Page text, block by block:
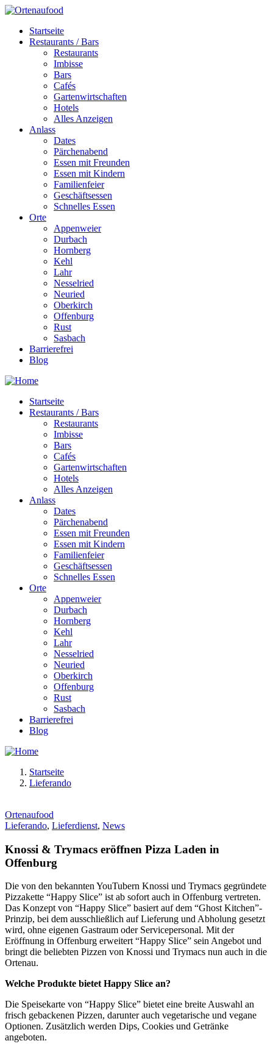
Startseite
Restaurants / Bars
Restaurants
Imbisse
Bars
Cafés
Gartenwirtschaften
Hotels
Alles Anzeigen
Anlass
Dates
Pärchenabend
Essen mit Freunden
Essen mit Kindern
Familienfeier
Geschäftsessen
Schnelles Essen
Orte
Appenweier
Durbach
Hornberg
Kehl
Lahr
Nesselried
Neuried
Oberkirch
Offenburg
Rust
Sasbach
Barrierefrei
Blog
Startseite
Restaurants / Bars
Restaurants
Imbisse
Bars
Cafés
Gartenwirtschaften
Hotels
Alles Anzeigen
Anlass
Dates
Pärchenabend
Essen mit Freunden
Essen mit Kindern
Familienfeier
Geschäftsessen
Schnelles Essen
Orte
Appenweier
Durbach
Hornberg
Kehl
Lahr
Nesselried
Neuried
Oberkirch
Offenburg
Rust
Sasbach
Barrierefrei
Blog
Startseite
Lieferando
Ortenaufood
Lieferando, Lieferdienst, News
Knossi & Trymacs eröffnen Pizza Laden in
Offenburg
Die von den bekannten YouTubern Knossi und Trymacs gegründete
Pizzakette “Happy Slice” ist ab sofort auch in Offenburg vertreten.
Das Konzept von “Happy Slice” basiert auf dem “Ghost Kitchen”-
Prinzip, bei dem ausschließlich auf Lieferung und Abholung gesetzt
wird, ohne eigenen Gastraum oder Servicepersonal. Mit der
Eröffnung in Offenburg erweitert “Happy Slice” sein Angebot und
bringt die beliebten Pizzen von Knossi und Trymacs nun auch in die
Ortenau.
Welche Produkte bietet Happy Slice an?
Die Speisekarte von “Happy Slice” bietet eine breite Auswahl an
frisch gebackenen Pizzen, darunter auch vegetarische und vegane
Optionen. Zusätzlich werden Dips, Cookies und Getränke
angeboten.